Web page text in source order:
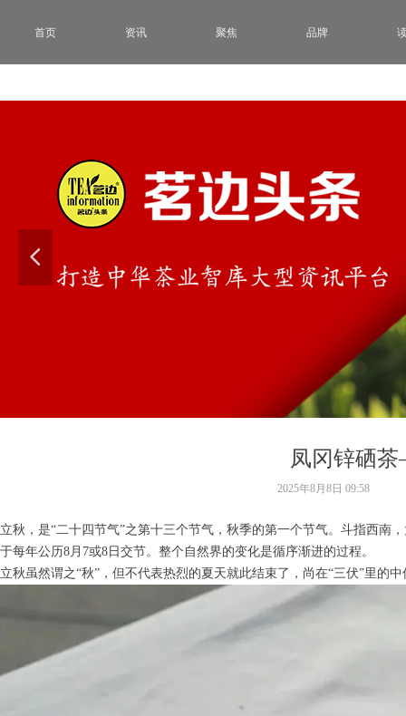
넳
首页 资讯 聚焦 品牌
凤冈锌硒
立秋，是“二十四节气”之第十三个节气，秋季的第一个节气。斗指西南
于每年公历8月7或8日交节。整个自然界的变化是循序渐进的过程。
立秋虽然谓之“秋”，但不代表热烈的夏天就此结束了，尚在“三伏”里的
2025年8月8日 09:58